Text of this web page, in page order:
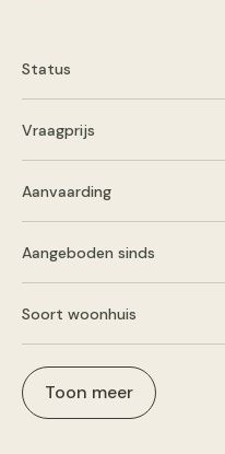
Status
Vraagprijs
Aanvaarding
Aangeboden sinds
Soort woonhuis
Toon meer